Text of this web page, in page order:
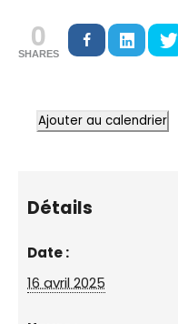
0
SHARES
Ajouter au calendrier
Détails
Date :
16 avril 2025